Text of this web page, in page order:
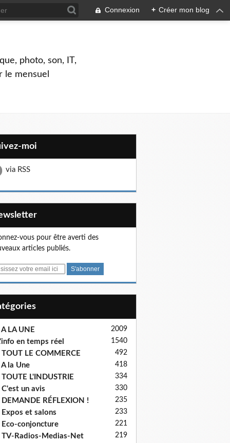
Connexion + Créer mon blog
photo, son, IT,
le mensuel
moi
via RSS
vous pour être averti des
articles publiés.
LA UNE 2009
en temps réel 1540
LE COMMERCE 492
la Une 418
L'INDUSTRIE 334
un avis 330
RÉFLEXION ! 235
et salons 233
conjoncture 221
Radios-Medias-Net 219